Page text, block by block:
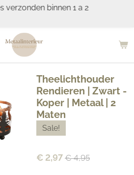
verzonden binnen 1 a 2
Theelichthouder
Rendieren | Zwart -
Koper | Metaal | 2
Maten
Sale!
€ 2,97 € 4,95